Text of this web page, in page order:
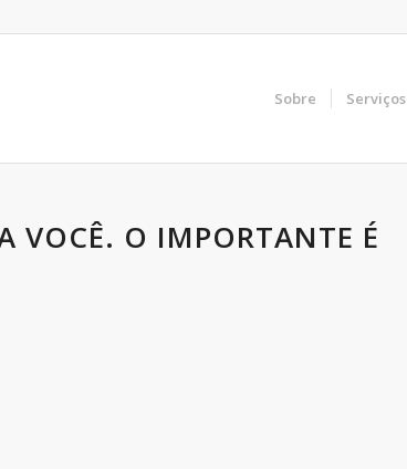
Sobre Serviços
VOCÊ. O IMPORTANTE É